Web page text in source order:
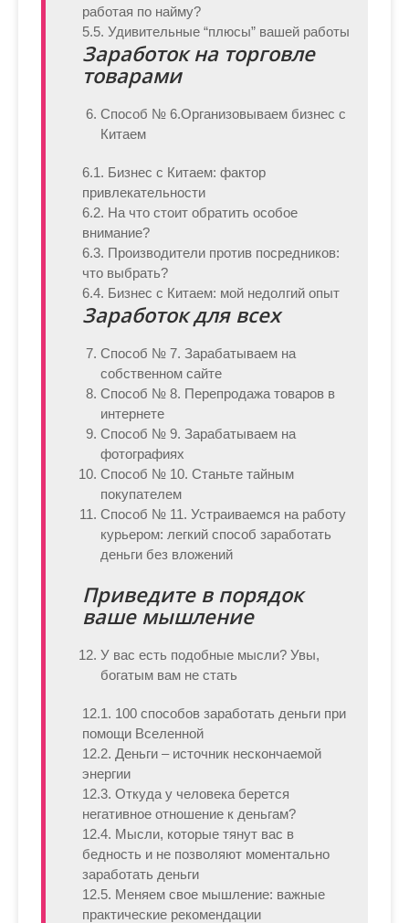
работая по найму?
5.5. Удивительные “плюсы” вашей работы
Заработок на торговле
товарами
Способ № 6.Организовываем бизнес с
Китаем
6.1. Бизнес с Китаем: фактор
привлекательности
6.2. На что стоит обратить особое
внимание?
6.3. Производители против посредников:
что выбрать?
6.4. Бизнес с Китаем: мой недолгий опыт
Заработок для всех
Способ № 7. Зарабатываем на
собственном сайте
Способ № 8. Перепродажа товаров в
интернете
Способ № 9. Зарабатываем на
фотографиях
Способ № 10. Станьте тайным
покупателем
Способ № 11. Устраиваемся на работу
курьером: легкий способ заработать
деньги без вложений
Приведите в порядок
ваше мышление
У вас есть подобные мысли? Увы,
богатым вам не стать
12.1. 100 способов заработать деньги при
помощи Вселенной
12.2. Деньги – источник нескончаемой
энергии
12.3. Откуда у человека берется
негативное отношение к деньгам?
12.4. Мысли, которые тянут вас в
бедность и не позволяют моментально
заработать деньги
12.5. Меняем свое мышление: важные
практические рекомендации